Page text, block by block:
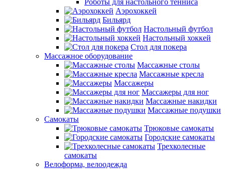
Роботы для настольного тенниса
Аэрохоккей
Бильярд
Настольный футбол
Настольный хоккей
Стол для покера
Массажное оборудование
Массажные столы
Массажные кресла
Массажеры
Массажеры для ног
Массажные накидки
Массажные подушки
Самокаты
Трюковые самокаты
Городские самокаты
Трехколесные
самокаты
Велоформа, велоодежда